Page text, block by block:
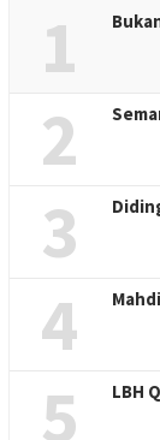
1
2
3
4
5 LBH